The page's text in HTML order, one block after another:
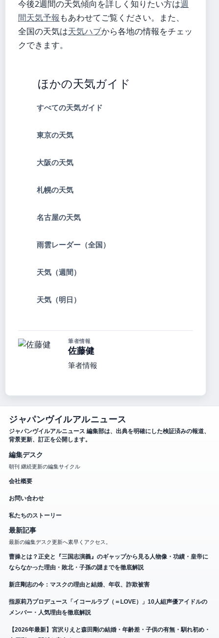
今後2週間の天気傾向を詳しく知りたい方は週
間天気予報 もあわせてご覧ください。また、
全国の天気は天気ハブから各地の情報をチェッ
クできます。
ほかの天気ガイド
すべての天気ガイド
東京の天気
大阪の天気
札幌の天気
名古屋の天気
雨雲レーダー（全国）
天気（週間）
天気（明日）
筆者情報
佐藤健
筆者情報
ジャパンヴイルアルニュース
ジャパンヴイルアルニュース 編集部は、出典を明確にした検証済みの報道、
背景更新、訂正を公開します。
編集デスク
朝刊 継続更新の編集サイクル
会社概要
お問い合わせ
私たちのストーリー
最新記事
最新の編集デスク更新へ素早くアクセス。
曹操とは？正史と『三国志演義』のギャップから見る人物像・功績・皇帝に
ならなかった理由・敗北・子孫の謎までを徹底解説
新庄剛志の今：マスクの理由と結婚、年収、詐欺被害
指原莉乃プロデュース「イコールラブ（＝LOVE）」10人組声優アイドルの
メンバー・人気理由を徹底解説
【2026年最新】宮沢りえと森田剛の結婚・年齢差・子供の有無・馴れ初め・